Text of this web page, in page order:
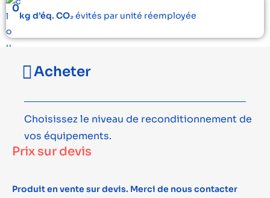
0
kg d’éq. CO₂évités par unité réemployée
Acheter
Choisissez le niveau de reconditionnement de
vos équipements.
Prix sur devis
Produit en vente sur devis. Merci de nous contacter